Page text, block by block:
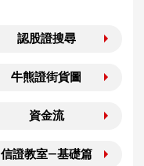
認股證搜尋
牛熊證街貨圖
資金流
信證教室—基礎篇